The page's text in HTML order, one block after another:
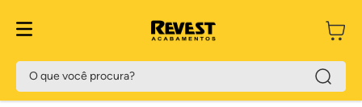
O que você procura?